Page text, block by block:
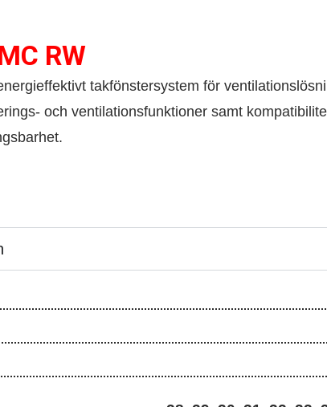
RW
takfönstersystem för
och ventilationsfunktioner samt